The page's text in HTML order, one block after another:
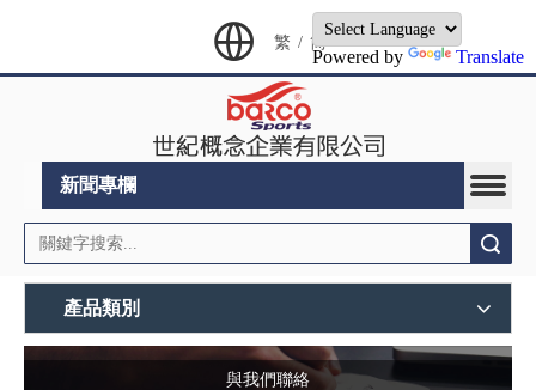
Powered by Translate
繁 / 简
新聞專欄
產品類別
與我們聯絡